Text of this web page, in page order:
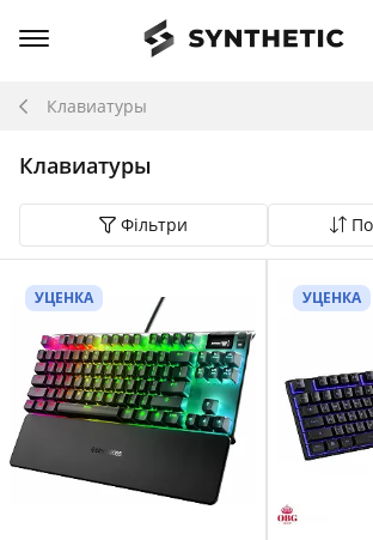
Клавиатуры
Клавиатуры
Фільтри
УЦЕНКА УЦЕНКА